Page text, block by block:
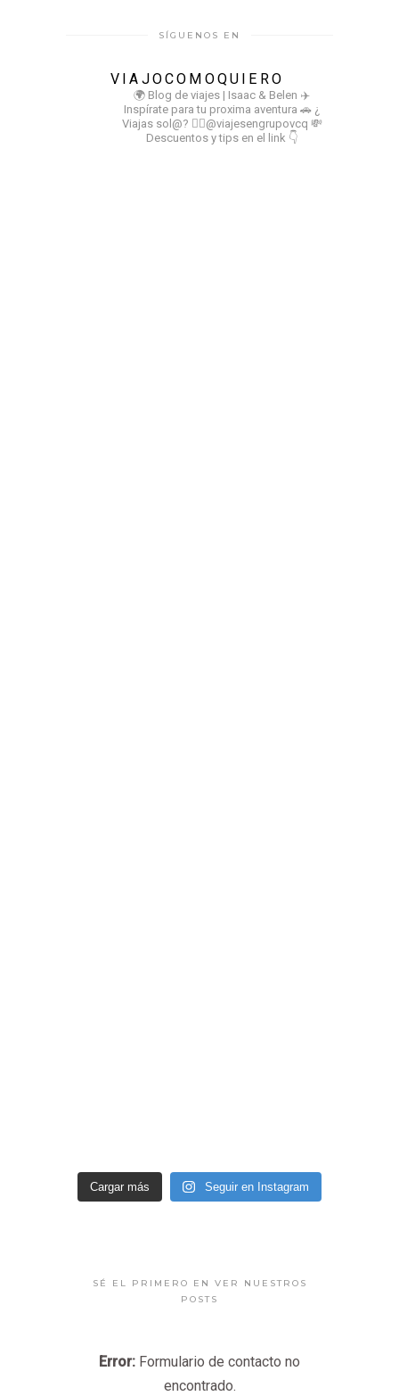
SÍGUENOS EN
VIAJOCOMOQUIERO
🌍 Blog de viajes | Isaac & Belen ✈️
Inspírate para tu proxima aventura 🚗 ¿
Viajas sol@? 👉🏻@viajesengrupovcq 💸
Descuentos y tips en el link 👇
Cargar más Seguir en Instagram
SÉ EL PRIMERO EN VER NUESTROS
POSTS
Error: Formulario de contacto no
encontrado.